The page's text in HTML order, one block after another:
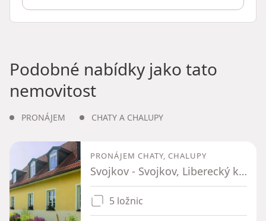
Podobné nabídky jako tato
nemovitost
PRONÁJEM CHATY A CHALUPY
PRONÁJEM CHATY, CHALUPY
Svojkov - Svojkov, Liberecký kraj
5 ložnic